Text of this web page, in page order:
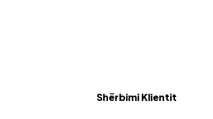
Shërbimi Klientit